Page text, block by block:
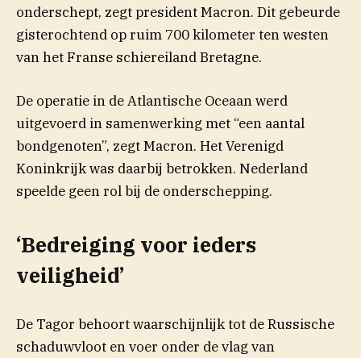
onderschept, zegt president Macron. Dit gebeurde
gisterochtend op ruim 700 kilometer ten westen
van het Franse schiereiland Bretagne.
De operatie in de Atlantische Oceaan werd
uitgevoerd in samenwerking met “een aantal
bondgenoten”, zegt Macron. Het Verenigd
Koninkrijk was daarbij betrokken. Nederland
speelde geen rol bij de onderschepping.
‘Bedreiging voor ieders
veiligheid’
De Tagor (opent in nieuw venster)
behoort waarschijnlijk tot de Russische
schaduwvloot en voer onder de vlag van